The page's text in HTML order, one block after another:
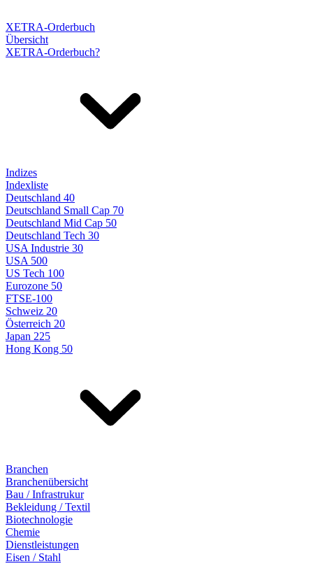
XETRA-Orderbuch
Übersicht
XETRA-Orderbuch?
Indizes
Indexliste
Deutschland 40
Deutschland Small Cap 70
Deutschland Mid Cap 50
Deutschland Tech 30
USA Industrie 30
USA 500
US Tech 100
Eurozone 50
FTSE-100
Schweiz 20
Österreich 20
Japan 225
Hong Kong 50
Branchen
Branchenübersicht
Bau / Infrastrukur
Bekleidung / Textil
Biotechnologie
Chemie
Dienstleistungen
Eisen / Stahl